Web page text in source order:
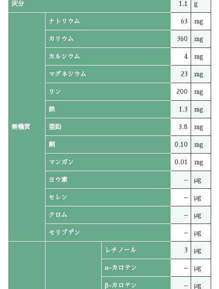
灰分 1.1 g
無機質
ナトリウム 63 mg
カリウム 360 mg
カルシウム 4 mg
マグネシウム 23 mg
リン 200 mg
鉄 1.3 mg
亜鉛 3.8 mg
銅 0.10 mg
マンガン 0.01 mg
ヨウ素 – μg
セレン – μg
クロム – μg
モリブデン – μg
レチノール 3 μg
α-カロテン – μg
β-カロテン – μg